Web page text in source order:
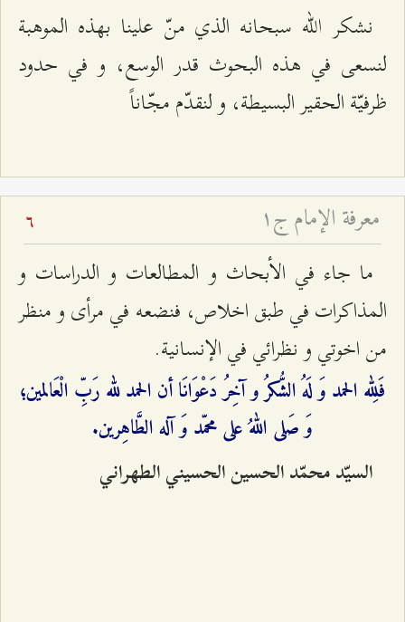
نشكر الله سبحانه الذي منّ علينا بهذه الموهبة
لنسعى في هذه البحوث قدر الوسع، و في حدود
ظرفيّة الحقير البسيطة، و لنقدّم مجّاناً
معرفة الإمام ج۱ 6
ما جاء في الأبحاث و المطالعات و الدراسات و
المذاكرات في طبق اخلاص، فنضعه في مرأى و منظر
من اخوتي و نظرائي في الإنسانية.
فَلِله الحمد وَ لَهُ الشُّكرُ و آخِرُ دَعْوَانَا أن الحمد لله رَبِّ الْعَالمين؛
وَ صَلى اللهُ على محمّد وَ آله الطَّاهِرين.
السيّد محمّد الحسين الحسيني الطهراني‌